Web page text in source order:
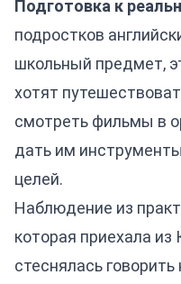
Подготовка к
подростков
школьный предмет,
хотят
смотреть фильмы в
дать им
целей.
Наблюдение из
которая приехала из
стеснялась